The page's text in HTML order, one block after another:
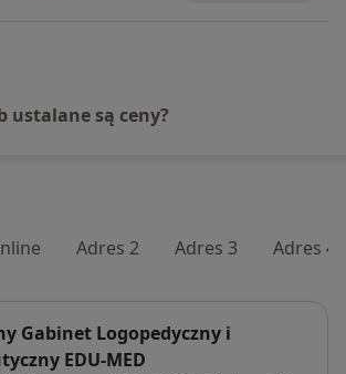
ustalane są ceny?
Adres 2 Adres 3 Adres 4
Gabinet Logopedyczny i
EDU-MED